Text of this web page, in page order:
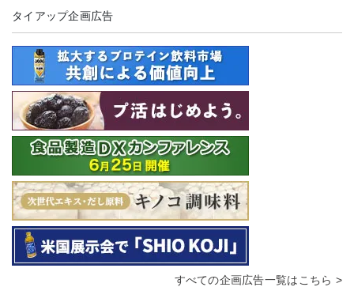
タイアップ企画広告
すべての企画広告一覧はこちら >